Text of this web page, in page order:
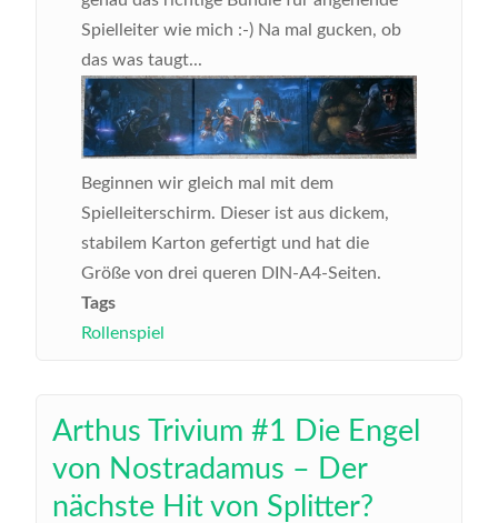
Spielleiter wie mich :-) Na mal gucken, ob
das was taugt...
Beginnen wir gleich mal mit dem
Spielleiterschirm. Dieser ist aus dickem,
stabilem Karton gefertigt und hat die
Größe von drei queren DIN-A4-Seiten.
Tags
Rollenspiel
Arthus Trivium #1 Die Engel
von Nostradamus – Der
nächste Hit von Splitter?